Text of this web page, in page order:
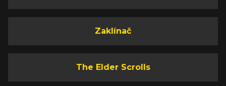
Zaklínač
The Elder Scrolls